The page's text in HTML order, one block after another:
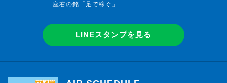
座右の銘「足で稼ぐ」
LINEスタンプを見る